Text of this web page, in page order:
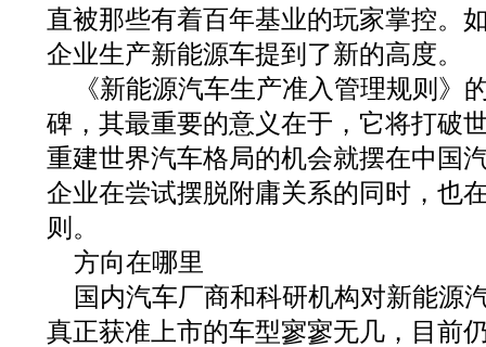
直被那些有着百年基业的玩家掌控。
企业生产新能源车提到了新的高度。
《新能源汽车生产准入管理规则》
碑，其最重要的意义在于，它将打破
重建世界汽车格局的机会就摆在中国
企业在尝试摆脱附庸关系的同时，也
则。
方向在哪里
国内汽车厂商和科研机构对新能源
真正获准上市的车型寥寥无几，目前